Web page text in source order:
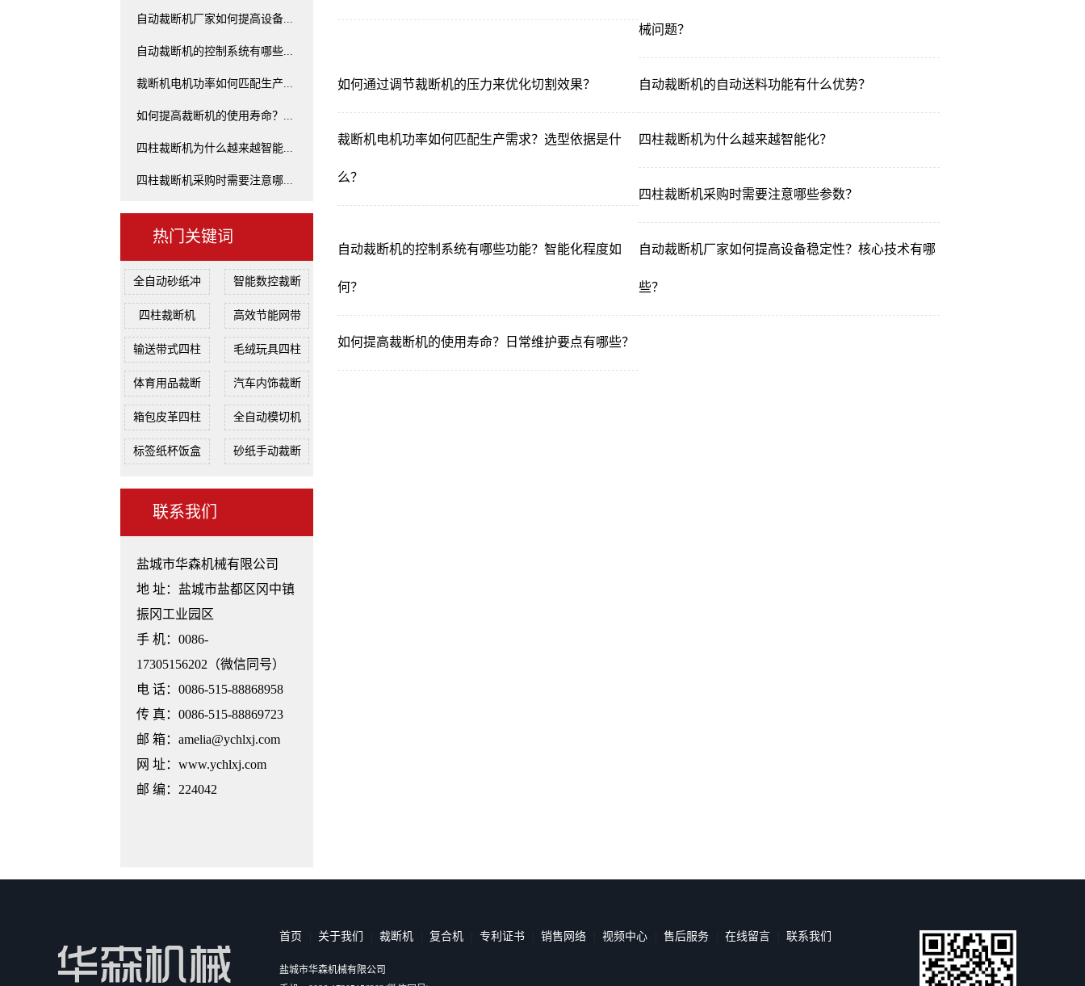
自动裁断机厂家如何提高设备...
自动裁断机的控制系统有哪些...
裁断机电机功率如何匹配生产...
如何提高裁断机的使用寿命？...
四柱裁断机为什么越来越智能...
四柱裁断机采购时需要注意哪...
热门关键词
全自动砂纸冲 智能数控裁断
四柱裁断机 高效节能网带
输送带式四柱 毛绒玩具四柱
体育用品裁断 汽车内饰裁断
箱包皮革四柱 全自动模切机
标签纸杯饭盒 砂纸手动裁断
联系我们
盐城市华森机械有限公司
地 址：盐城市盐都区冈中镇
振冈工业园区
手 机：0086-
17305156202（微信同号）
电 话：0086-515-88868958
传 真：0086-515-88869723
邮 箱：amelia@ychlxj.com
网 址：www.ychlxj.com
邮 编：224042
械问题？
如何通过调节裁断机的压力来优化切割效果？ 自动裁断机的自动送料功能有什么优势？
裁断机电机功率如何匹配生产需求？选型依据是什
么？
四柱裁断机为什么越来越智能化？
四柱裁断机采购时需要注意哪些参数？
自动裁断机的控制系统有哪些功能？智能化程度如
何？
自动裁断机厂家如何提高设备稳定性？核心技术有哪
些？
如何提高裁断机的使用寿命？日常维护要点有哪些？
首页 关于我们 裁断机 复合机 专利证书 销售网络 视频中心 售后服务 在线留言 联系我们
盐城市华森机械有限公司